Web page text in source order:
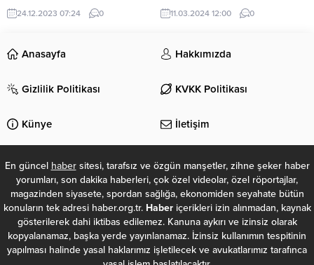
Ahmet Nur Çebi kabul etmedi.
Futbolcu, sözleşmesini feshedip
FIFA’nın istediği savunma yazısı, 2
çalışan tarafından unutuldu ve
ağır fatura geldi.
24.12.2023 07:24 0
Sanmar Denizcilik Büyükler
Türkiye Şampiyonası'nda kadınlar
uzanan Fenerbahçe Kürek
Şubesi, önümüzdeki 10 yılda
getirmeyi hedefliyor.
11.03.2024 12:00 0
Anasayfa Hakkımızda
Gizlilik Politikası KVKK Politikası
Künye İletişim
En güncel habersitesi, tarafsız ve özgün manşetler, zihne şeker haber
yorumları, son dakika haberleri, çok özel videolar, özel röportajlar,
magazinden siyasete, spordan sağlığa, ekonomiden seyahate bütün
konuların tek adresi haber.org.tr. Haberiçerikleri izin alınmadan, kaynak
gösterilerek dahi iktibas edilemez. Kanuna aykırı ve izinsiz olarak
kopyalanamaz, başka yerde yayınlanamaz. İzinsiz kullanımın tespitinin
yapılması halinde yasal haklarımız işletilecek ve avukatlarımız tarafınca